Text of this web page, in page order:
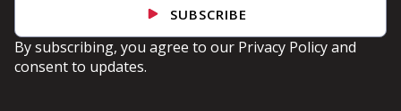
SUBSCRIBE
By subscribing, you agree to our Privacy Policyand
consent to updates.